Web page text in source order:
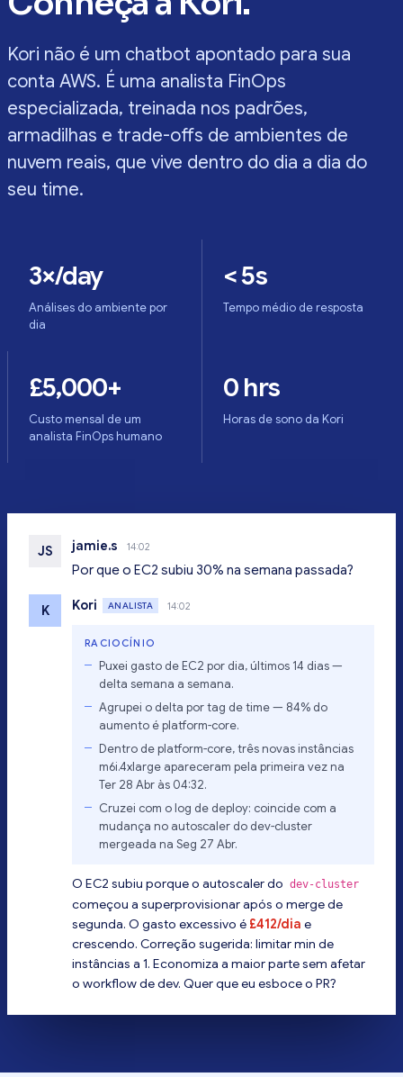
Kori não é um chatbot apontado para sua
conta AWS. É uma analista FinOps
especializada, treinada nos padrões,
armadilhas e trade-offs de ambientes de
nuvem reais, que vive dentro do dia a dia do
seu time.
3×/day
Análises do ambiente por
dia
< 5s
Tempo médio de resposta
£5,000+
Custo mensal de um
analista FinOps humano
0 hrs
Horas de sono da Kori
JS jamie.s 14:02
Por que o EC2 subiu 30% na semana passada?
K Kori ANALISTA 14:02
RACIOCÍNIO
Puxei gasto de EC2 por dia, últimos 14 dias —
delta semana a semana.
Agrupei o delta por tag de time — 84% do
aumento é platform-core.
Dentro de platform-core, três novas instâncias
m6i.4xlarge apareceram pela primeira vez na
Ter 28 Abr às 04:32.
Cruzei com o log de deploy: coincide com a
mudança no autoscaler do dev-cluster
mergeada na Seg 27 Abr.
O EC2 subiu porque o autoscaler do dev-cluster
começou a superprovisionar após o merge de
segunda. O gasto excessivo é £412/dia e
crescendo. Correção sugerida: limitar min de
instâncias a 1. Economiza a maior parte sem afetar
o workflow de dev. Quer que eu esboce o PR?